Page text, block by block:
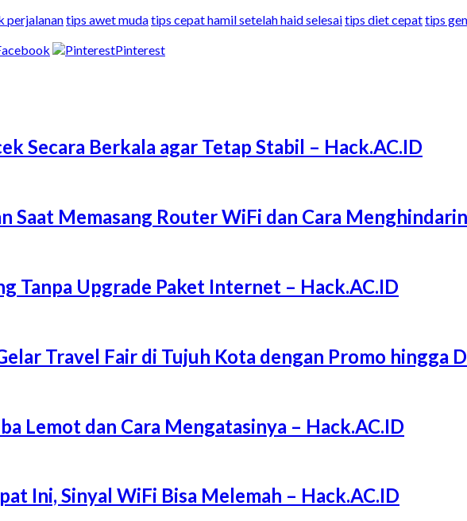
perjalanantips awet mudatips cepat hamil setelah haid selesaitips diet cepattips
Pinterest
Secara Berkala agar Tetap Stabil – Hack.AC.ID
Saat Memasang Router WiFi dan Cara
Tanpa Upgrade Paket Internet – Hack.AC.ID
Travel Fair di Tujuh Kota dengan Promo hingga
Lemot dan Cara Mengatasinya – Hack.AC.ID
Ini, Sinyal WiFi Bisa Melemah – Hack.AC.ID